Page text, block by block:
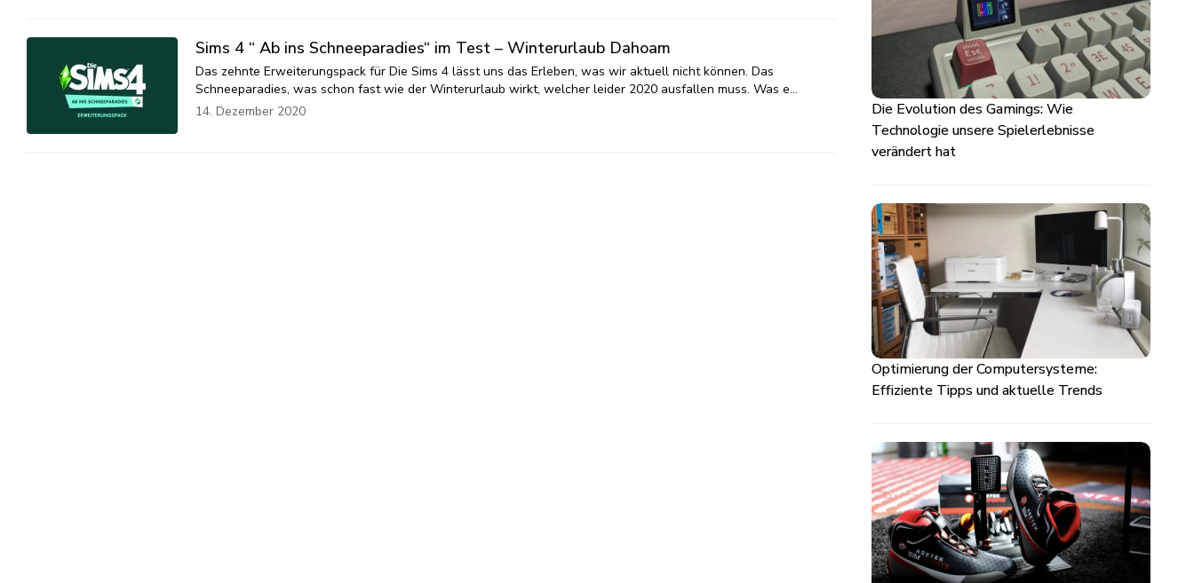
Sims 4 “ Ab ins Schneeparadies“ im Test – Winterurlaub Dahoam
Das zehnte Erweiterungspack für Die Sims 4 lässt uns das Erleben, was wir aktuell nicht können. Das
Schneeparadies, was schon fast wie der Winterurlaub wirkt, welcher leider 2020 ausfallen muss. Was e…
14. Dezember 2020
Die Evolution des Gamings: Wie
Technologie unsere Spielerlebnisse
verändert hat
Optimierung der Computersysteme:
Effiziente Tipps und aktuelle Trends